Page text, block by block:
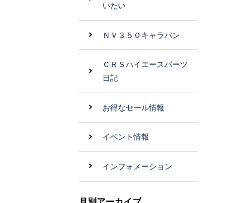
いたい
ＮＶ３５０キャラバン
ＣＲＳハイエースパーツ
日記
お得なセール情報
イベント情報
インフォメーション